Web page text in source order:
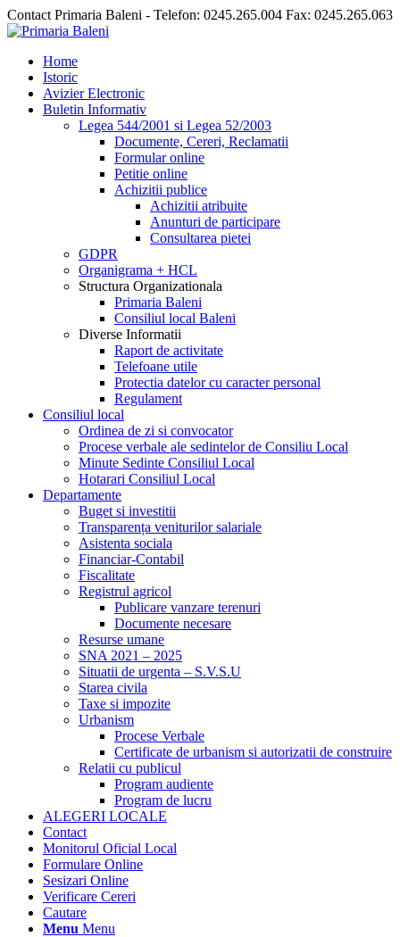
Contact Primaria Baleni - Telefon: 0245.265.004 Fax: 0245.265.063
Home
Istoric
Avizier Electronic
Buletin Informativ
Legea 544/2001 si Legea 52/2003
Documente, Cereri, Reclamatii
Formular online
Petitie online
Achizitii publice
Achizitii atribuite
Anunturi de participare
Consultarea pietei
GDPR
Organigrama + HCL
Structura Organizationala
Primaria Baleni
Consiliul local Baleni
Diverse Informatii
Raport de activitate
Telefoane utile
Protectia datelor cu caracter personal
Regulament
Consiliul local
Ordinea de zi si convocator
Procese verbale ale sedintelor de Consiliu Local
Minute Sedinte Consiliul Local
Hotarari Consiliul Local
Departamente
Buget si investitii
Transparența veniturilor salariale
Asistenta sociala
Financiar-Contabil
Fiscalitate
Registrul agricol
Publicare vanzare terenuri
Documente necesare
Resurse umane
SNA 2021 – 2025
Situatii de urgenta – S.V.S.U
Starea civila
Taxe si impozite
Urbanism
Procese Verbale
Certificate de urbanism si autorizatii de construire
Relatii cu publicul
Program audiente
Program de lucru
ALEGERI LOCALE
Contact
Monitorul Oficial Local
Formulare Online
Sesizari Online
Verificare Cereri
Cautare
Menu Menu